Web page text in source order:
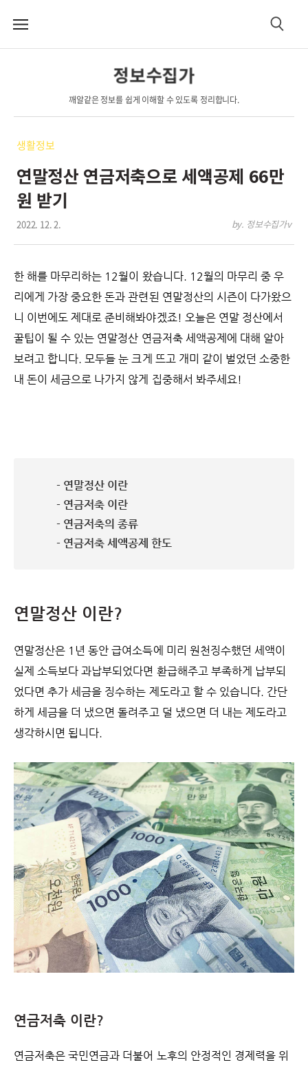
메
검
정보수집가
깨알같은 정보를 쉽게 이해할 수 있도록 정리합니다.
생활정보
연말정산 연금저축으로 세액공제 66만
원 받기
2022. 12. 2. by. 정보수집가v
한 해를 마무리하는 12월이 왔습니다. 12월의 마무리 중 우
리에게 가장 중요한 돈과 관련된 연말정산의 시즌이 다가왔으
니 이번에도 제대로 준비해봐야겠죠! 오늘은 연말 정산에서
꿀팁이 될 수 있는 연말정산 연금저축 세액공제에 대해 알아
보려고 합니다. 모두들 눈 크게 뜨고 개미 같이 벌었던 소중한
내 돈이 세금으로 나가지 않게 집중해서 봐주세요!
- 연말정산 이란
- 연금저축 이란
- 연금저축의 종류
- 연금저축 세액공제 한도
연말정산 이란?
연말정산은 1년 동안 급여소득에 미리 원천징수했던 세액이
실제 소득보다 과납부되었다면 환급해주고 부족하게 납부되
었다면 추가 세금을 징수하는 제도라고 할 수 있습니다. 간단
하게 세금을 더 냈으면 돌려주고 덜 냈으면 더 내는 제도라고
생각하시면 됩니다.
연금저축 이란?
연금저축은 국민연금과 더불어 노후의 안정적인 경제력을 위